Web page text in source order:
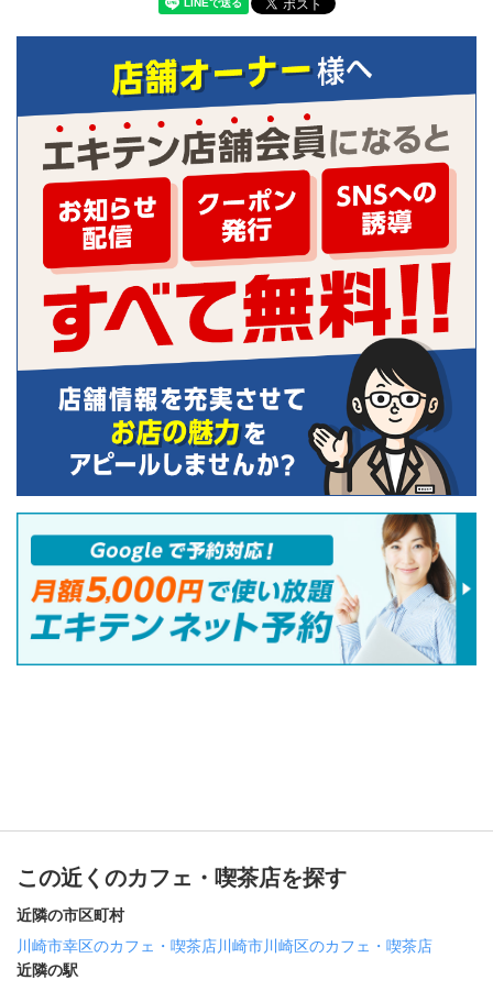
この近くのカフェ・喫茶店を探す
近隣の市区町村
川崎市幸区のカフェ・喫茶店川崎市川崎区のカフェ・喫茶店
近隣の駅